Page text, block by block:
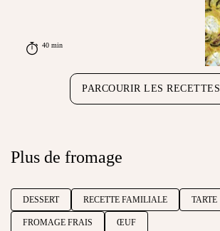
40 min
PARCOURIR LES RECETTES
Plus de fromage
DESSERT RECETTE FAMILIALE TARTE
FROMAGE FRAIS ŒUF